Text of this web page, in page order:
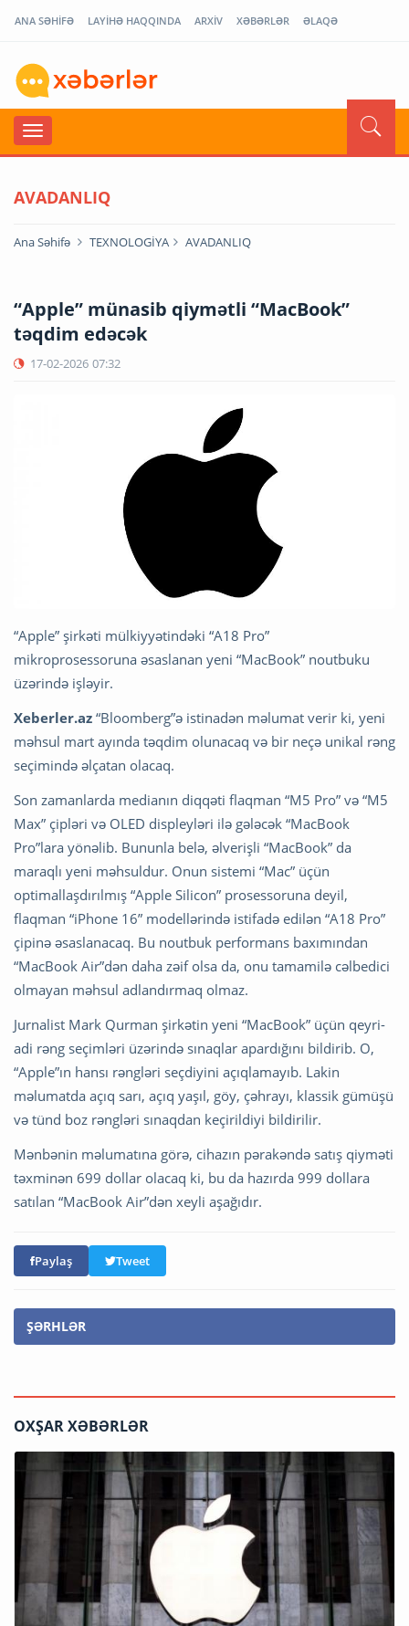
ANA SƏHİFƏ LAYİHƏ HAQQINDA ARXİV XƏBƏRLƏR ƏLAQƏ
AVADANLIQ
Ana Səhifə TEXNOLOGİYA AVADANLIQ
“Apple” münasib qiymətli “MacBook”
təqdim edəcək
17-02-2026 07:32
“Apple” şirkəti mülkiyyətindəki “A18 Pro”
mikroprosessoruna əsaslanan yeni “MacBook” noutbuku
üzərində işləyir.
Xeberler.az “Bloomberg”ə istinadən məlumat verir ki, yeni
məhsul mart ayında təqdim olunacaq və bir neçə unikal rəng
seçimində əlçatan olacaq.
Son zamanlarda medianın diqqəti flaqman “M5 Pro” və “M5
Max” çipləri və OLED displeyləri ilə gələcək “MacBook
Pro”lara yönəlib. Bununla belə, əlverişli “MacBook” da
maraqlı yeni məhsuldur. Onun sistemi “Mac” üçün
optimallaşdırılmış “Apple Silicon” prosessoruna deyil,
flaqman “iPhone 16” modellərində istifadə edilən “A18 Pro”
çipinə əsaslanacaq. Bu noutbuk performans baxımından
“MacBook Air”dən daha zəif olsa da, onu tamamilə cəlbedici
olmayan məhsul adlandırmaq olmaz.
Jurnalist Mark Qurman şirkətin yeni “MacBook” üçün qeyri-
adi rəng seçimləri üzərində sınaqlar apardığını bildirib. O,
“Apple”ın hansı rəngləri seçdiyini açıqlamayıb. Lakin
məlumatda açıq sarı, açıq yaşıl, göy, çəhrayı, klassik gümüşü
və tünd boz rəngləri sınaqdan keçirildiyi bildirilir.
Mənbənin məlumatına görə, cihazın pərakəndə satış qiyməti
təxminən 699 dollar olacaq ki, bu da hazırda 999 dollara
satılan “MacBook Air”dən xeyli aşağıdır.
Paylaş Tweet
ŞƏRHLƏR
OXŞAR XƏBƏRLƏR